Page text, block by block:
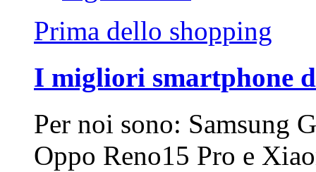
Prima dello shopping
I migliori smartphone
Per noi sono: Samsung
Oppo Reno15 Pro e